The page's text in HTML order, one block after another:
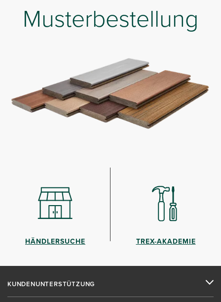
Musterbestellung
HÄNDLERSUCHE TREX-AKADEMIE
KUNDENUNTERSTÜTZUNG